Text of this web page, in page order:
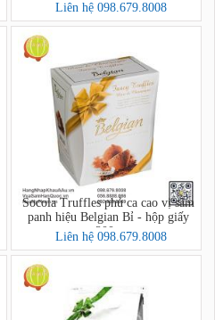
Liên hệ 098.679.8008
Socola Truffles phủ ca cao vị sâm
panh hiệu Belgian Bỉ - hộp giấy
200g
Liên hệ 098.679.8008